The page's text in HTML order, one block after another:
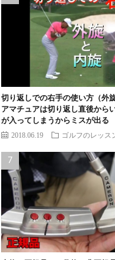
切り返しでの右手の使い方（外
アマチュアは切り返し直後から
が入ってしまうからミスが出る
2018.06.19 ゴルフのレッス